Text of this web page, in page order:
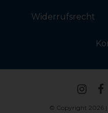
Widerrufs­recht
© Copyright 2026 |